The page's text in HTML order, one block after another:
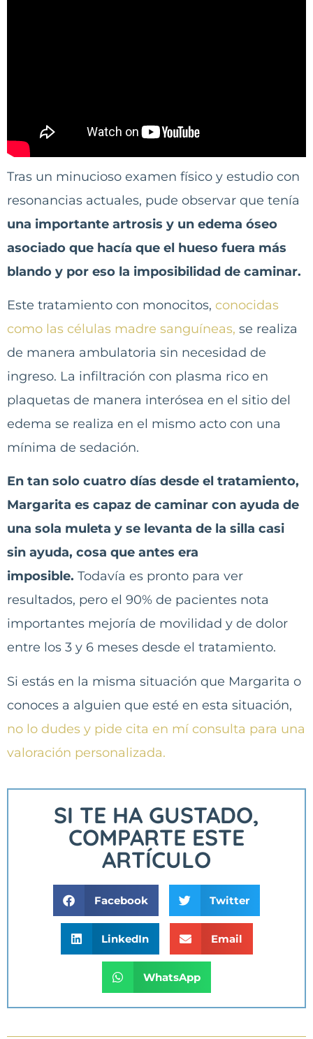
Tras un minucioso examen físico y estudio con
resonancias actuales, pude observar que tenía
una importante artrosis y un edema óseo
asociado que hacía que el hueso fuera más
blando y por eso la imposibilidad de caminar.
Este tratamiento con monocitos, conocidas
como las células madre sanguíneas, se realiza
de manera ambulatoria sin necesidad de
ingreso. La infiltración con plasma rico en
plaquetas de manera interósea en el sitio del
edema se realiza en el mismo acto con una
mínima de sedación.
En tan solo cuatro días desde el tratamiento,
Margarita es capaz de caminar con ayuda de
una sola muleta y se levanta de la silla casi
sin ayuda, cosa que antes era
imposible. Todavía es pronto para ver
resultados, pero el 90% de pacientes nota
importantes mejoría de movilidad y de dolor
entre los 3 y 6 meses desde el tratamiento.
Si estás en la misma situación que Margarita o
conoces a alguien que esté en esta situación,
no lo dudes y pide cita en mí consulta para una
valoración personalizada.
SI TE HA GUSTADO,
COMPARTE ESTE
ARTÍCULO
Facebook Twitter
LinkedIn Email
WhatsApp